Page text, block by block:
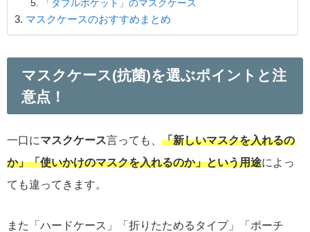
「ダブルポケット」のマスクケース
マスクケースのおすすめまとめ
マスクケース(抗菌)を選ぶポイントと注
意点！
一口にマスクケース言っても、 「新しいマスクを入れるの
か」「使いかけのマスクを入れるのか」という用途によっ
ても違ってきます。
また「ハードケース」「折りたためるタイプ」「ポーチ